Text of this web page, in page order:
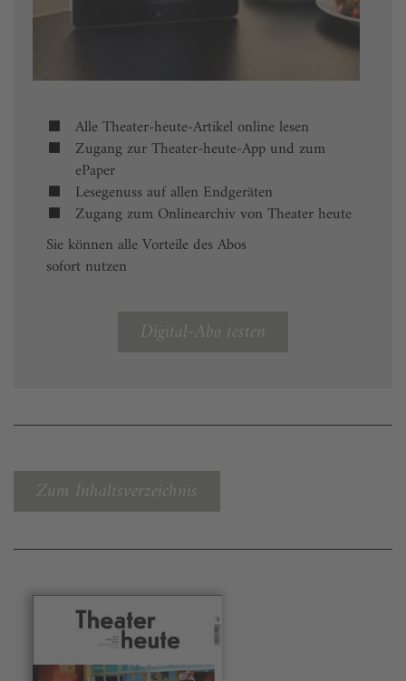
Alle Theater-heute-Artikel online lesen
Zugang zur Theater-heute-App und zum
ePaper
Lesegenuss auf allen Endgeräten
Zugang zum Onlinearchiv von Theater heute
Sie können alle Vorteile des Abos
sofort nutzen
Digital-Abo testen
Zum Inhaltsverzeichnis